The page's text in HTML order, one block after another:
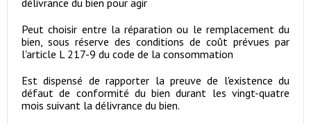
délivrance du bien pour agir
Peut choisir entre la réparation ou le remplacement du
bien, sous réserve des conditions de coût prévues par
l'article L 217-9 du code de la consommation
Est dispensé de rapporter la preuve de l'existence du
défaut de conformité du bien durant les vingt-quatre
mois suivant la délivrance du bien.